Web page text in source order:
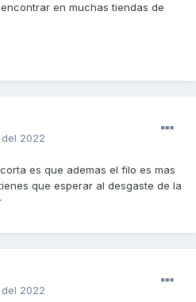
en muchas tiendas de
2022
es que ademas el filo es mas
que esperar al desgaste de la
2022